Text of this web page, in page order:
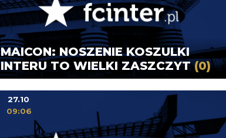
MAICON: NOSZENIE KOSZULKI
INTERU TO WIELKI ZASZCZYT(0)
27.10
09:06